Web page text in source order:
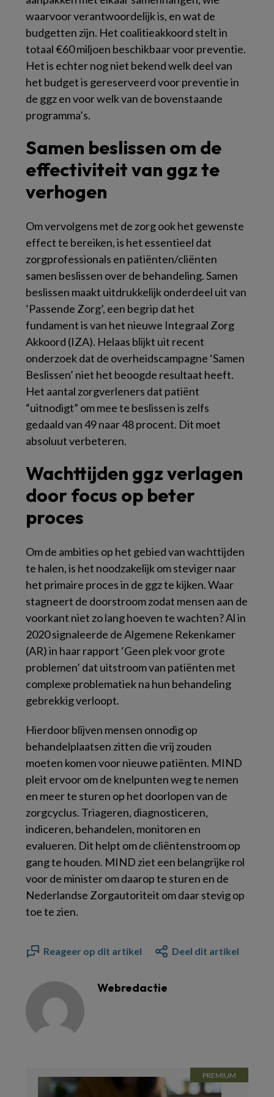
waarvoor verantwoordelijk is, en wat de
budgetten zijn. Het coalitieakkoord stelt in
totaal €60 miljoen beschikbaar voor preventie.
Het is echter nog niet bekend welk deel van
het budget is gereserveerd voor preventie in
de ggz en voor welk van de bovenstaande
programma’s.
Samen beslissen om de
effectiviteit van ggz te
verhogen
Om vervolgens met de zorg ook het gewenste
effect te bereiken, is het essentieel dat
zorgprofessionals en patiënten/cliënten
samen beslissen over de behandeling. Samen
beslissen maakt uitdrukkelijk onderdeel uit van
‘Passende Zorg’, een begrip dat het
fundament is van het nieuwe Integraal Zorg
Akkoord (IZA). Helaas blijkt uit recent
onderzoek dat de overheidscampagne ‘Samen
Beslissen’ niet het beoogde resultaat heeft.
Het aantal zorgverleners dat patiënt
“uitnodigt” om mee te beslissen is zelfs
gedaald van 49 naar 48 procent. Dit moet
absoluut verbeteren.
Wachttijden ggz verlagen
door focus op beter
proces
Om de ambities op het gebied van wachttijden
te halen, is het noodzakelijk om steviger naar
het primaire proces in de ggz te kijken. Waar
stagneert de doorstroom zodat mensen aan de
voorkant niet zo lang hoeven te wachten? Al in
2020 signaleerde de Algemene Rekenkamer
(AR) in haar rapport ‘Geen plek voor grote
problemen’ dat uitstroom van patiënten met
complexe problematiek na hun behandeling
gebrekkig verloopt.
Hierdoor blijven mensen onnodig op
behandelplaatsen zitten die vrij zouden
moeten komen voor nieuwe patiënten. MIND
pleit ervoor om de knelpunten weg te nemen
en meer te sturen op het doorlopen van de
zorgcyclus. Triageren, diagnosticeren,
indiceren, behandelen, monitoren en
evalueren. Dit helpt om de cliëntenstroom op
gang te houden. MIND ziet een belangrijke rol
voor de minister om daarop te sturen en de
Nederlandse Zorgautoriteit om daar stevig op
toe te zien.
Reageer op dit artikel Deel dit artikel
Webredactie